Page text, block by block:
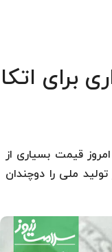
برای اتکا
قیمت بسیاری از
حمایت از تولید ملی را دوچندان